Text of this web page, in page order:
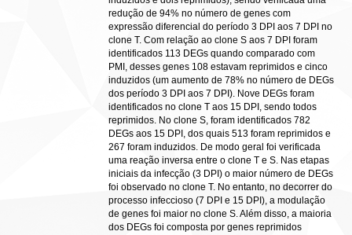
redução de 94% no número de genes com
expressão diferencial do período 3 DPI aos 7 DPI no
clone T. Com relação ao clone S aos 7 DPI foram
identificados 113 DEGs quando comparado com
PMI, desses genes 108 estavam reprimidos e cinco
induzidos (um aumento de 78% no número de DEGs
dos período 3 DPI aos 7 DPI). Nove DEGs foram
identificados no clone T aos 15 DPI, sendo todos
reprimidos. No clone S, foram identificados 782
DEGs aos 15 DPI, dos quais 513 foram reprimidos e
267 foram induzidos. De modo geral foi verificada
uma reação inversa entre o clone T e S. Nas etapas
iniciais da infecção (3 DPI) o maior número de DEGs
foi observado no clone T. No entanto, no decorrer do
processo infeccioso (7 DPI e 15 DPI), a modulação
de genes foi maior no clone S. Além disso, a maioria
dos DEGs foi composta por genes reprimidos